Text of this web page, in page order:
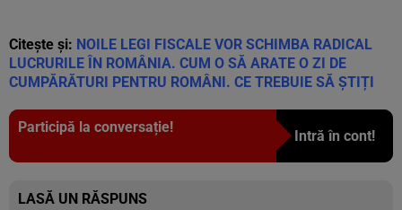
Citește și: NOILE LEGI FISCALE VOR SCHIMBA RADICAL
LUCRURILE ÎN ROMÂNIA. CUM O SĂ ARATE O ZI DE
CUMPĂRĂTURI PENTRU ROMÂNI. CE TREBUIE SĂ ȘTIȚI
Participă la conversație!
Intră în cont!
LASĂ UN RĂSPUNS